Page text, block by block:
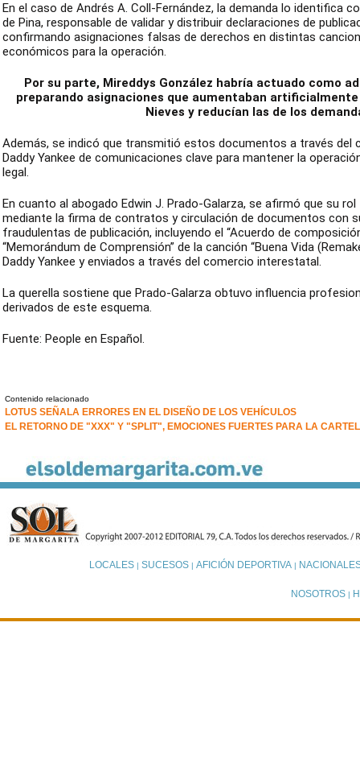
En el caso de Andrés A. Coll-Fernández, la demanda lo identifica
de Pina, responsable de validar y distribuir declaraciones de
confirmando asignaciones falsas de derechos en distintas
económicos para la operación.
Por su parte, Mireddys González habría actuado como
preparando asignaciones que aumentaban
Nieves y reducían las de los
Además, se indicó que transmitió estos documentos a través del
Daddy Yankee de comunicaciones clave para mantener la
legal.
En cuanto al abogado Edwin J. Prado-Galarza, se afirmó que su
mediante la firma de contratos y circulación de documentos con
fraudulentas de publicación, incluyendo el “Acuerdo de
“Memorándum de Comprensión” de la canción “Buena Vida
Daddy Yankee y enviados a través del comercio interestatal.
La querella sostiene que Prado-Galarza obtuvo influencia
derivados de este esquema.
Fuente: People en Español.
Contenido relacionado
LOTUS SEÑALA ERRORES EN EL DISEÑO DE LOS VEHÍCULOS
EL RETORNO DE "XXX" Y "SPLIT", EMOCIONES FUERTES PARA LA
LOCALES| SUCESOS| AFICIÓN DEPORTIVA|
NOSOTROS |